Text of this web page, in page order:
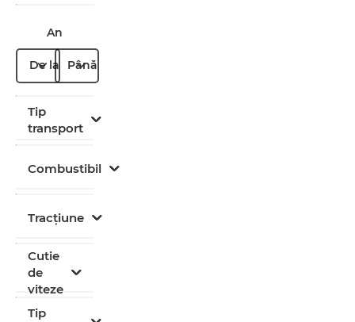
An
De la Până la
Tip
transport
Combustibil
Tracțiune
Cutie
de
viteze
Tip